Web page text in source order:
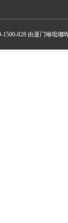
1500-828 由厦门咻吡